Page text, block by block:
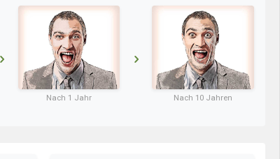
Nach 1 Jahr Nach 10 Jahren